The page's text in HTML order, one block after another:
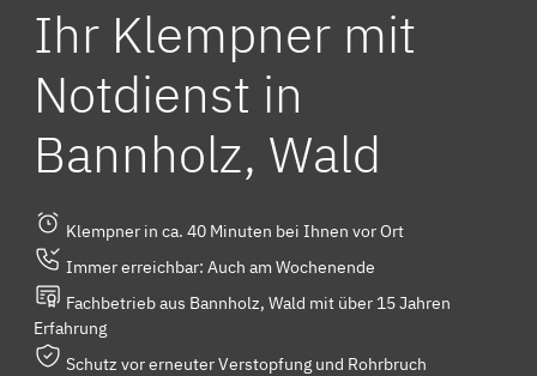
Ihr Klempner mit
Notdienst in
Bannholz, Wald
Klempner in ca. 40 Minuten bei Ihnen vor Ort
Immer erreichbar: Auch am Wochenende
Fachbetrieb aus Bannholz, Wald mit über 15 Jahren
Erfahrung
Schutz vor erneuter Verstopfung und Rohrbruch